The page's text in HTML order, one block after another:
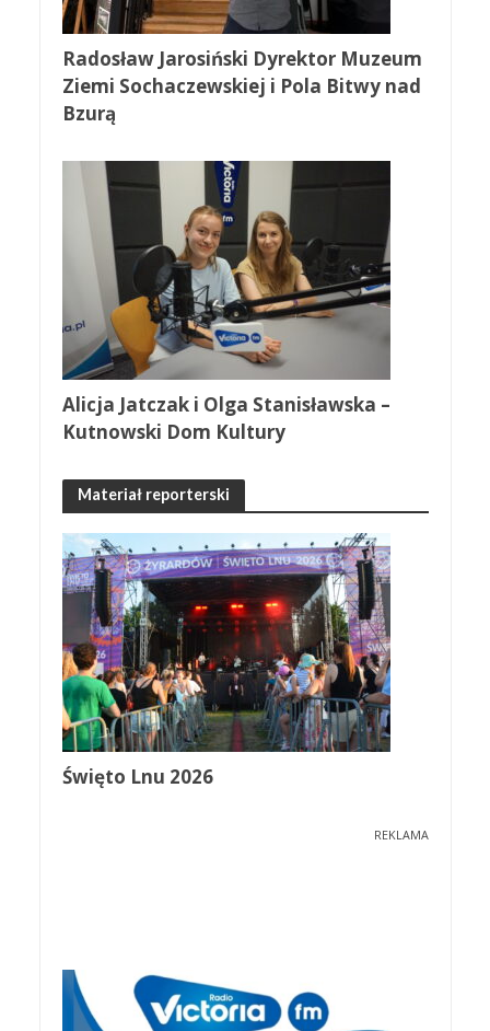
Radosław Jarosiński Dyrektor Muzeum
Ziemi Sochaczewskiej i Pola Bitwy nad
Bzurą
Alicja Jatczak i Olga Stanisławska –
Kutnowski Dom Kultury
Materiał reporterski
Święto Lnu 2026
REKLAMA